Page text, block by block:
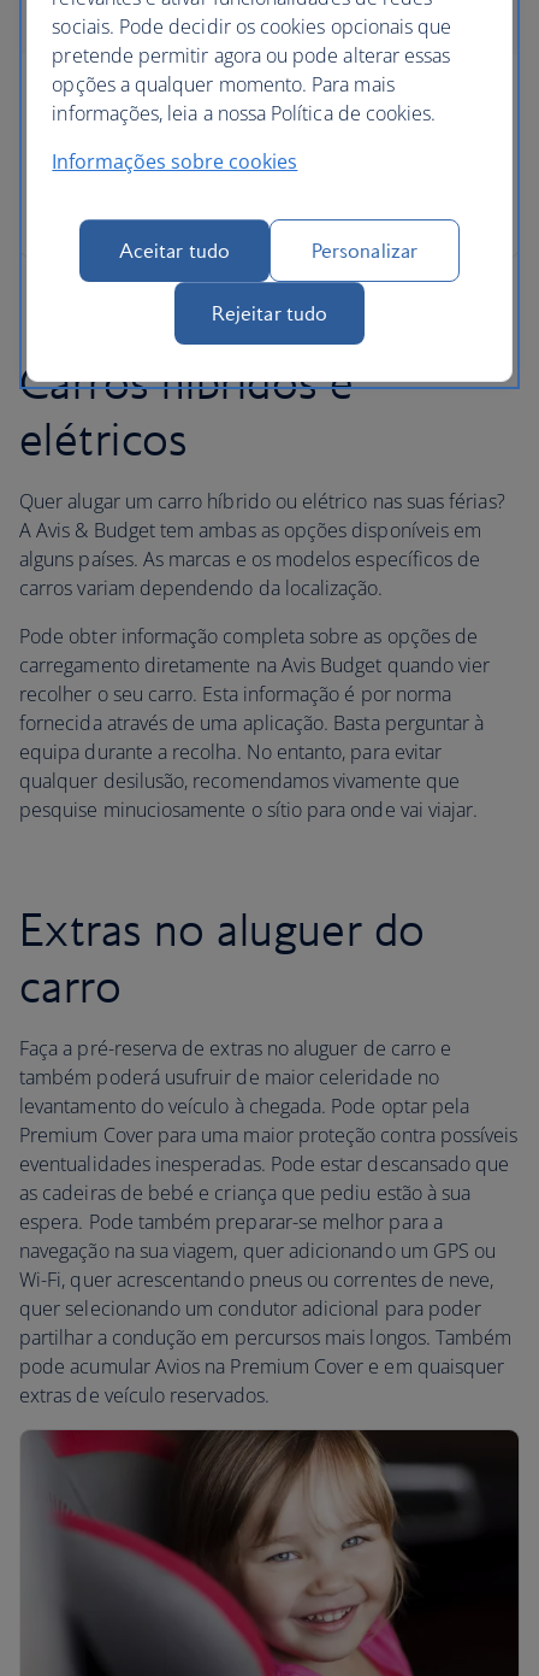
QuickPass
Poupe tempo na recolha quando concluir o serviço
QuickPass.
Carros híbridos e
elétricos
Quer alugar um carro híbrido ou elétrico nas suas férias?
A Avis & Budget tem ambas as opções disponíveis em
alguns países. As marcas e os modelos específicos de
carros variam dependendo da localização.
Pode obter informação completa sobre as opções de
carregamento diretamente na Avis Budget quando vier
recolher o seu carro. Esta informação é por norma
fornecida através de uma aplicação. Basta perguntar à
equipa durante a recolha. No entanto, para evitar
qualquer desilusão, recomendamos vivamente que
pesquise minuciosamente o sítio para onde vai viajar.
Extras no aluguer do
carro
Faça a pré-reserva de extras no aluguer de carro e
também poderá usufruir de maior celeridade no
levantamento do veículo à chegada. Pode optar pela
Premium Cover para uma maior proteção contra possíveis
eventualidades inesperadas. Pode estar descansado que
as cadeiras de bebé e criança que pediu estão à sua
espera. Pode também preparar-se melhor para a
navegação na sua viagem, quer adicionando um GPS ou
Wi-Fi, quer acrescentando pneus ou correntes de neve,
quer selecionando um condutor adicional para poder
partilhar a condução em percursos mais longos. Também
pode acumular Avios na Premium Cover e em quaisquer
extras de veículo reservados.
sociais. Pode decidir os cookies opcionais que
pretende permitir agora ou pode alterar essas
opções a qualquer momento. Para mais
informações, leia a nossa Política de cookies.
Informações sobre cookies
Aceitar tudo Personalizar
Rejeitar tudo